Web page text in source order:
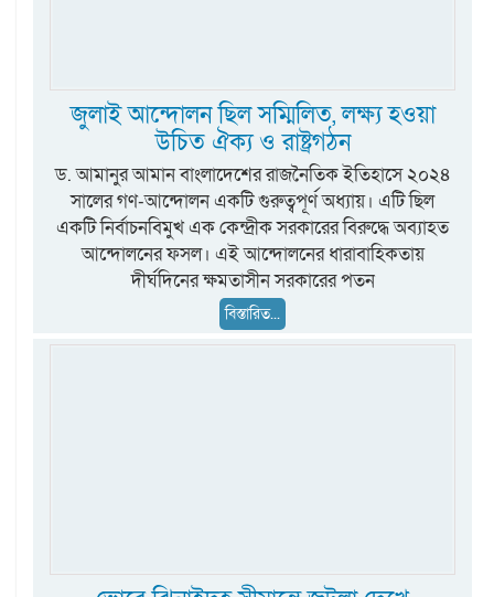
জুলাই আন্দোলন ছিল সম্মিলিত, লক্ষ্য হওয়া
উচিত ঐক্য ও রাষ্ট্রগঠন
ড. আমানুর আমান বাংলাদেশের রাজনৈতিক ইতিহাসে ২০২৪
সালের গণ-আন্দোলন একটি গুরুত্বপূর্ণ অধ্যায়। এটি ছিল
একটি নির্বাচনবিমুখ এক কেন্দ্রীক সরকারের বিরুদ্ধে অব্যাহত
আন্দোলনের ফসল। এই আন্দোলনের ধারাবাহিকতায়
দীর্ঘদিনের ক্ষমতাসীন সরকারের পতন
বিস্তারিত...